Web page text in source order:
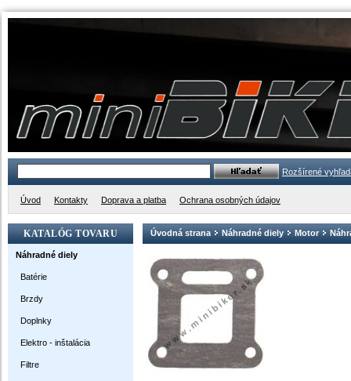
Rozšírené
Úvod Kontakty Doprava a platba Ochrana osobných údajov
KATALÓG TOVARU
Náhradné diely
Batérie
Brzdy
Doplnky
Elektro - inštalácia
Filtre
Úvodná strana Náhradné diely Motor